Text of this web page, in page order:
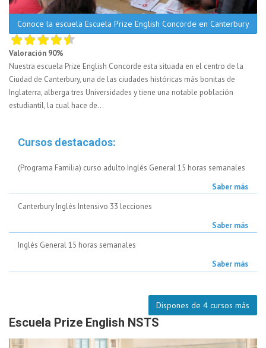
Conoce la escuela Escuela Prize English Concorde en Canterbury
Valoración 90%
Nuestra escuela Prize English Concorde esta situada en el centro de la
Ciudad de Canterbury, una de las ciudades históricas más bonitas de
Inglaterra, alberga tres Universidades y tiene una notable población
estudiantil, la cual hace de...
Cursos destacados:
(Programa Familia) curso adulto Inglés General 15 horas semanales
Saber más
Canterbury Inglés Intensivo 33 lecciones
Saber más
Inglés General 15 horas semanales
Saber más
Dispones de 4 cursos más
Escuela Prize English NSTS